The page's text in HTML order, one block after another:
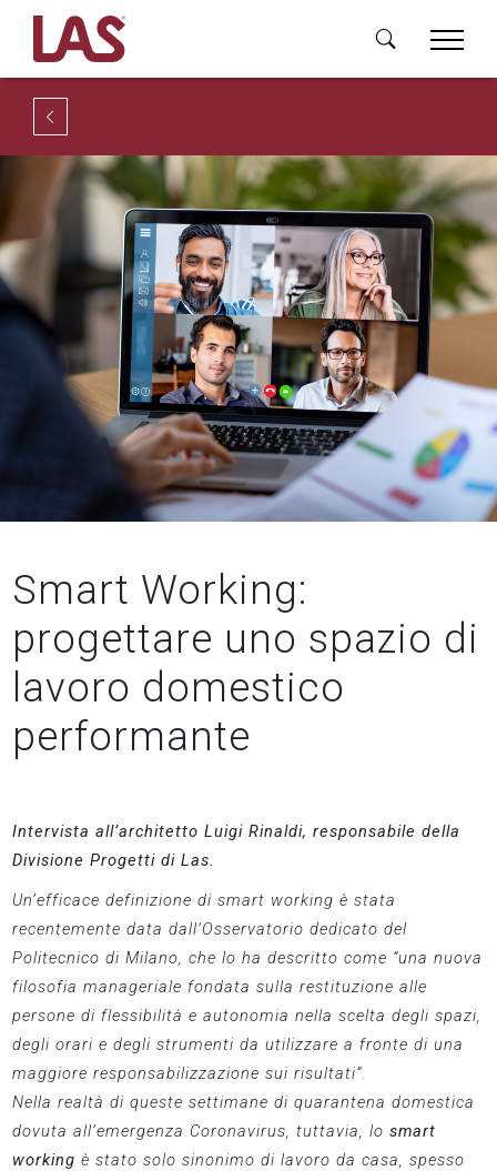
Smart Working:
progettare uno spazio di
lavoro domestico
performante
Intervista all’architetto Luigi Rinaldi, responsabile della
Divisione Progetti di Las.
Un’efficace definizione di smart working è stata
recentemente data dall’Osservatorio dedicato del
Politecnico di Milano, che lo ha descritto come “una nuova
filosofia manageriale fondata sulla restituzione alle
persone di flessibilità e autonomia nella scelta degli spazi,
degli orari e degli strumenti da utilizzare a fronte di una
maggiore responsabilizzazione sui risultati”.
Nella realtà di queste settimane di quarantena domestica
dovuta all’emergenza Coronavirus, tuttavia, lo smart
working è stato solo sinonimo di lavoro da casa, spesso